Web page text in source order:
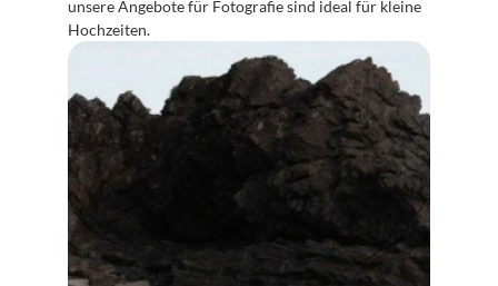
unsere Angebote für Fotografie sind ideal für kleine
Hochzeiten.